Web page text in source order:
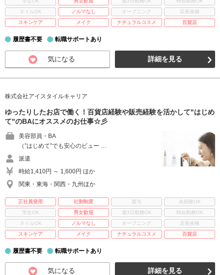
ネイルOK
ノルマなし オープニング
店長候補
スキンケア
メイク ナチュラルコスメ 百貨店
履歴書不要 転職サポートあり
気になる 詳細を見る
株式会社アイスタイルキャリア
ゆったりしたお店で働く！百貨店経験や販売経験を活かして"はじめ
て"のBAにオススメのお仕事☆彡
美容部員・BA
（”はじめて”でも安心のビュー …
派遣
時給1,410円 ～ 1,600円 ほか
関東・東海・関西・九州ほか
正社員登用 社割制度 賞与
未経験OK
学生OK
男女歓迎 週3日勤務OK
時短勤務OK
ネイルOK
ノルマなし オープニング
店長候補
スキンケア
メイク ナチュラルコスメ 百貨店
履歴書不要 転職サポートあり
気になる 詳細を見る